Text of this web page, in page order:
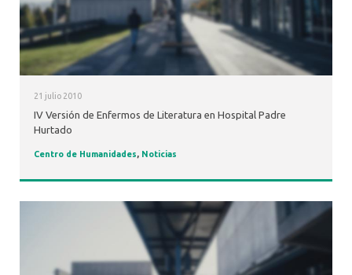
21 julio 2010
IV Versión de Enfermos de Literatura en Hospital Padre
Hurtado
Centro de Humanidades, Noticias